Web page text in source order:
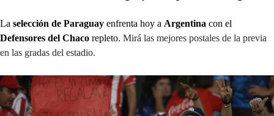
La selección de Paraguay enfrenta hoy a Argentina con el
Defensores del Chaco repleto. Mirá las mejores postales de la previa
en las gradas del estadio.